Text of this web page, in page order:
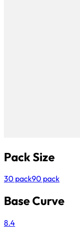
Pack Size
30 pack90 pack
Base Curve
8.4